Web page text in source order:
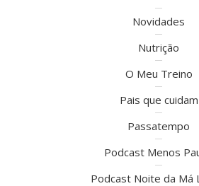
Novidades
Nutrição
O Meu Treino
Pais que cuidam
Passatempo
Podcast Menos
Podcast Noite da Má